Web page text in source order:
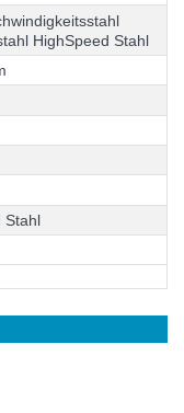
hwindigkeitsstahl
tahl HighSpeed Stahl
Stahl